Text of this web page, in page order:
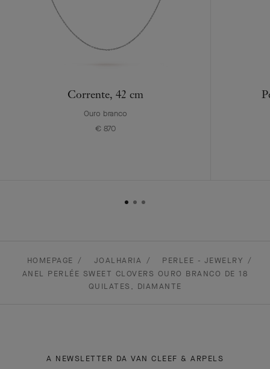
Corrente, 42 cm
Ouro branco
€ 870
HOMEPAGE JOALHARIA
PERLEE - JEWELRY
ANEL PERLÉE SWEET CLOVERS OURO BRANCO DE 18
QUILATES, DIAMANTE
A NEWSLETTER DA VAN CLEEF & ARPELS